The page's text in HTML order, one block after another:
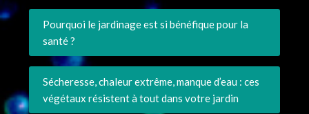
Pourquoi le jardinage est si bénéfique pour la
santé ?
Sécheresse, chaleur extrême, manque d’eau : ces
végétaux résistent à tout dans votre jardin